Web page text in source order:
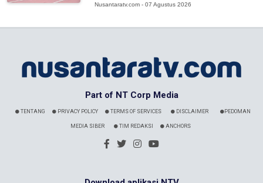
Nusantaratv.com - 07 Agustus 2026
Part of NT Corp Media
TENTANG PRIVACY POLICY TERMS OF SERVICES DISCLAIMER PEDOMAN
MEDIA SIBER TIM REDAKSI ANCHORS